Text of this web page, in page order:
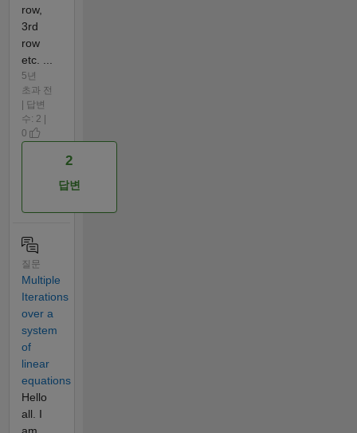
row,
3rd
row
etc. ...
5년
초과 전
| 답변
수: 2 |
0
2
답변
질문
Multiple
Iterations
over a
system
of
linear
equations
Hello
all. I